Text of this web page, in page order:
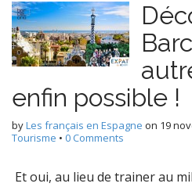
enfin possible !
byLes français en Espagne on 19
Tourisme • 0 Comments
Et oui, au lieu de trainer au